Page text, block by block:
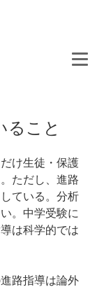
ること
け生徒・保護
ただし、進路
ている。分析
。中学受験に
は科学的では
路指導は論外